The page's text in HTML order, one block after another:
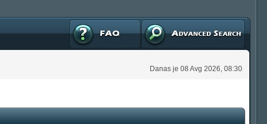
Napredna pretraga
FAQ
Danas je 08 Avg 2026, 08:30